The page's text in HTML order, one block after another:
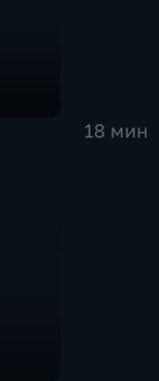
18 мин